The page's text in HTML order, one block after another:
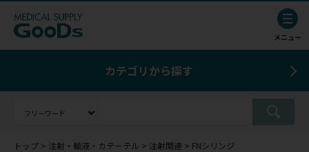
カテゴリから探す
トップ 注射・輸液・カテーテル 注射関連 FNシリンジ